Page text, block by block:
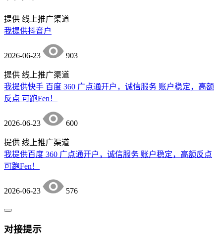
提供 线上推广渠道
我提供抖音户
2026-06-23 903
提供 线上推广渠道
我提供快手 百度 360 广点通开户，诚信服务 账户稳定，高额
反点 可跑Fen！
2026-06-23 600
提供 线上推广渠道
我提供百度 360 广点通开户，诚信服务 账户稳定，高额反点
可跑Fen！
2026-06-23 576
对接提示